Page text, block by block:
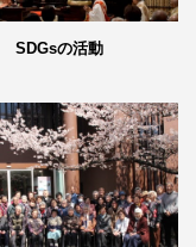
SDGsの活動